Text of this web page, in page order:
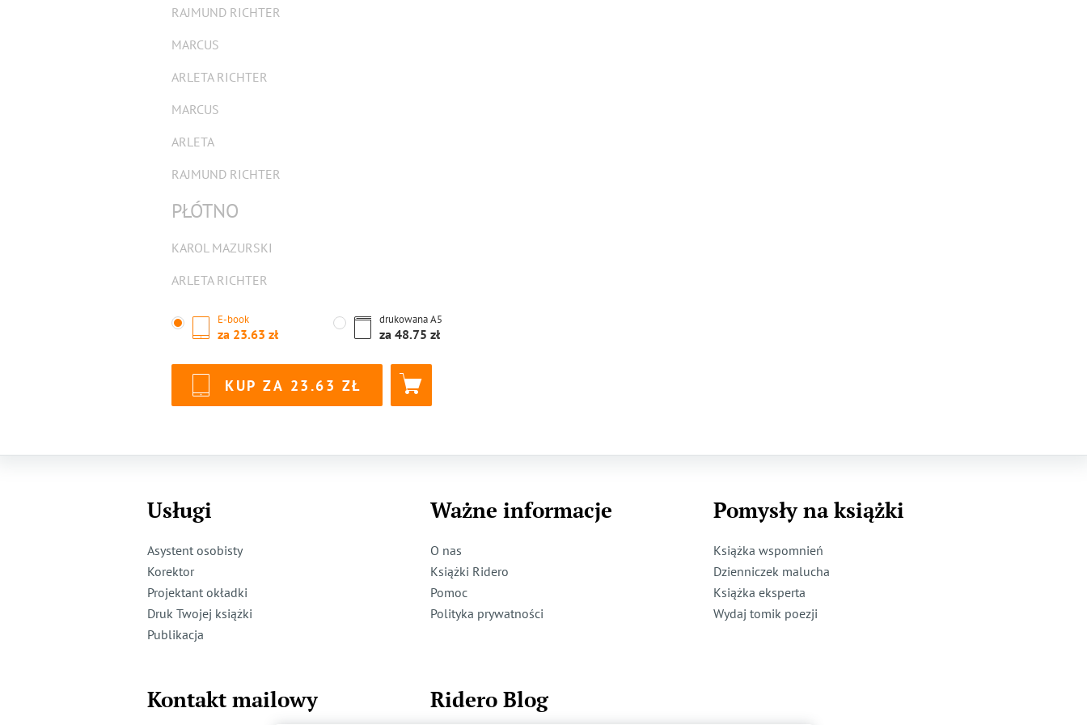
RAJMUND RICHTER
MARCUS
ARLETA RICHTER
MARCUS
ARLETA
RAJMUND RICHTER
PŁÓTNO
KAROL MAZURSKI
ARLETA RICHTER
E-book
za 23.63
drukowanaA5
za 48.75
KUP ZA 23.63
Usługi
Asystent osobisty
Korektor
Projektant okładki
Druk Twojej książki
Publikacja
Ważne informacje
O nas
Książki Ridero
Pomoc
Polityka prywatności
Pomysły na książki
Książka wspomnień
Dzienniczek malucha
Książka eksperta
Wydaj tomik poezji
Kontakt mailowy Ridero Blog